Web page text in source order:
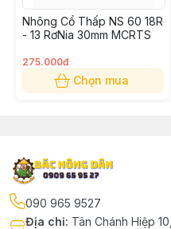
Nhông Cổ Thấp NS 60 18R
- 13 RơNia 30mm MCRTS
275.000đ
Chọn mua
090 965 9527
Địa chỉ: Tân Chánh Hiệp